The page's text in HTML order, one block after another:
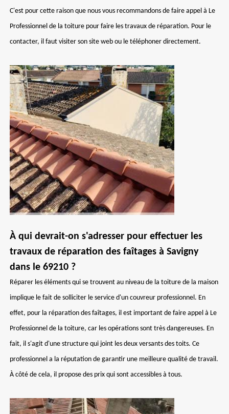
C'est pour cette raison que nous vous recommandons de faire appel à Le
Professionnel de la toiture pour faire les travaux de réparation. Pour le
contacter, il faut visiter son site web ou le téléphoner directement.
À qui devrait-on s'adresser pour effectuer les
travaux de réparation des faîtages à Savigny
dans le 69210 ?
Réparer les éléments qui se trouvent au niveau de la toiture de la maison
implique le fait de solliciter le service d'un couvreur professionnel. En
effet, pour la réparation des faîtages, il est important de faire appel à Le
Professionnel de la toiture, car les opérations sont très dangereuses. En
fait, il s'agit d'une structure qui joint les deux versants des toits. Ce
professionnel a la réputation de garantir une meilleure qualité de travail.
À côté de cela, il propose des prix qui sont accessibles à tous.